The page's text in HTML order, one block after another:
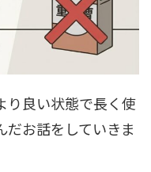
り良い状態で長く使
だお話をしていきま